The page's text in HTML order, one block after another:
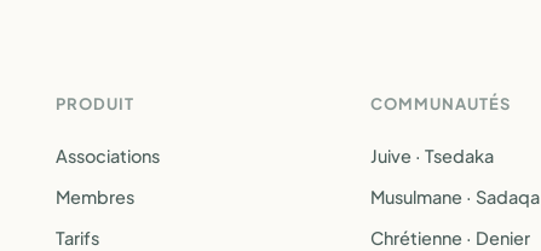
PRODUIT
Associations
Membres
Tarifs
COMMUNAUTÉS
Juive · Tsedaka
Musulmane · Sadaqa
Chrétienne · Denier